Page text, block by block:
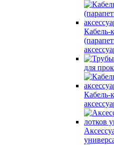
Кабель-
для
Кабель-